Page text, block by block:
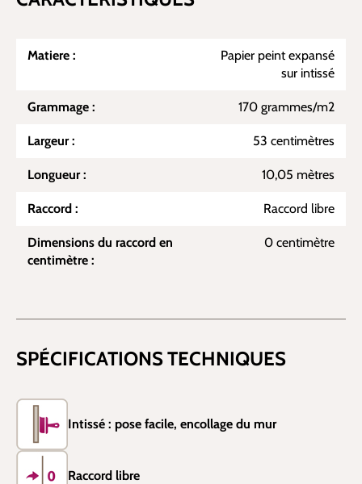
Matiere :
Papier peint expansé
sur intissé
Grammage : 170 grammes/m2
Largeur : 53 centimètres
Longueur : 10,05 mètres
Raccord : Raccord libre
Dimensions du raccord en
centimètre :
0 centimètre
SPÉCIFICATIONS TECHNIQUES
Intissé : pose facile, encollage du mur
Raccord libre